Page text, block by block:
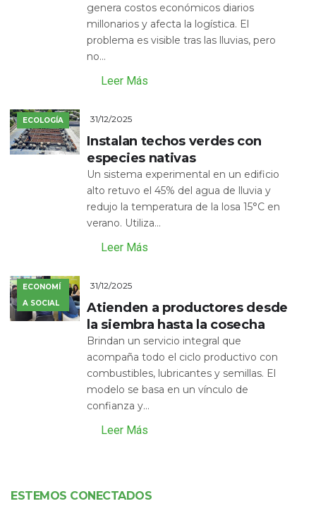
genera costos económicos diarios
millonarios y afecta la logística. El
problema es visible tras las lluvias, pero
no...
Leer Más
ECOLOGÍA 31/12/2025
Instalan techos verdes con
especies nativas
Un sistema experimental en un edificio
alto retuvo el 45% del agua de lluvia y
redujo la temperatura de la losa 15°C en
verano. Utiliza...
Leer Más
ECONOMÍ
A SOCIAL
31/12/2025
Atienden a productores desde
la siembra hasta la cosecha
Brindan un servicio integral que
acompaña todo el ciclo productivo con
combustibles, lubricantes y semillas. El
modelo se basa en un vínculo de
confianza y...
Leer Más
ESTEMOS CONECTADOS